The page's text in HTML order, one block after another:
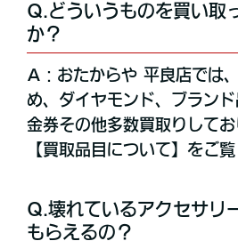
Q.どういうものを買い取
か？
A：おたからや 平良店では
め、ダイヤモンド、ブランド
金券その他多数買取りして
【買取品目について】をご覧
Q.壊れているアクセサリ
もらえるの？